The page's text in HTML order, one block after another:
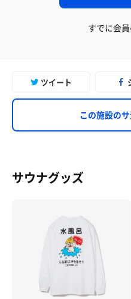
すでに会
ツイート
この施設の
サウナグッズ